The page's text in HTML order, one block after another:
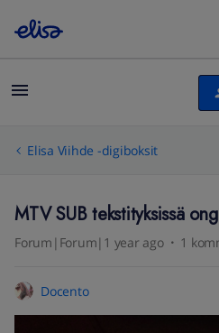
Elisa Viihde -digiboksit
MTV SUB tekstityksissä
Forum|Forum|1 year ago 1
Docento